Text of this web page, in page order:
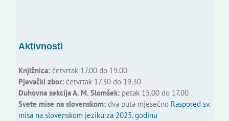
Aktivnosti
Knjižnica:četvrtak 17.00 do 19.00
Pjevački zbor:četvrtak 17.30 do 19.30
Duhovna sekcija A. M. Slomšek:petak 15.00 do 17.00
Svete mise na slovenskom:dva puta mjesečno Raspored sv.
misa na slovenskom jeziku za 2025. godinu